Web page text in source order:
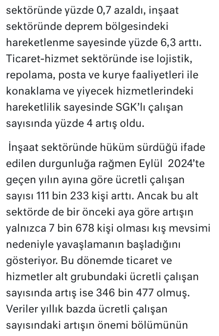
sektöründe yüzde 0,7 azaldı, inşaat
sektöründe deprem bölgesindeki
hareketlenme sayesinde yüzde 6,3 arttı.
Ticaret-hizmet sektöründe ise lojistik,
repolama, posta ve kurye faaliyetleri ile
konaklama ve yiyecek hizmetlerindeki
hareketlilik sayesinde SGK’lı çalışan
sayısında yüzde 4 artış oldu.
İnşaat sektöründe hüküm sürdüğü ifade
edilen durgunluğa rağmen Eylül 2024’te
geçen yılın ayına göre ücretli çalışan
sayısı 111 bin 233 kişi arttı. Ancak bu alt
sektörde de bir önceki aya göre artışın
yalnızca 7 bin 678 kişi olması kış mevsimi
nedeniyle yavaşlamanın başladığını
gösteriyor. Bu dönemde ticaret ve
hizmetler alt grubundaki ücretli çalışan
sayısında artış ise 346 bin 477 olmuş.
Veriler yıllık bazda ücretli çalışan
sayısındaki artışın önemi bölümünün